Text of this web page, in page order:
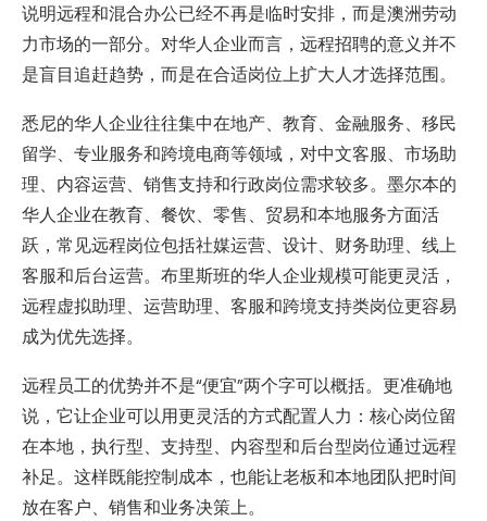
说明远程和混合办公已经不再是临时安排，而是澳洲劳动
力市场的一部分。对华人企业而言，远程招聘的意义并不
是盲目追赶趋势，而是在合适岗位上扩大人才选择范围。
悉尼的华人企业往往集中在地产、教育、金融服务、移民
留学、专业服务和跨境电商等领域，对中文客服、市场助
理、内容运营、销售支持和行政岗位需求较多。墨尔本的
华人企业在教育、餐饮、零售、贸易和本地服务方面活
跃，常见远程岗位包括社媒运营、设计、财务助理、线上
客服和后台运营。布里斯班的华人企业规模可能更灵活，
远程虚拟助理、运营助理、客服和跨境支持类岗位更容易
成为优先选择。
远程员工的优势并不是“便宜”两个字可以概括。更准确地
说，它让企业可以用更灵活的方式配置人力：核心岗位留
在本地，执行型、支持型、内容型和后台型岗位通过远程
补足。这样既能控制成本，也能让老板和本地团队把时间
放在客户、销售和业务决策上。